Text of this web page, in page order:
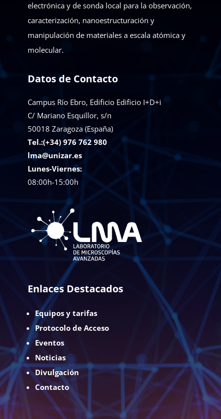
electrónica y de sonda local para la observación,
caracterización, nanoestructuración y
manipulación de materiales a escala atómica y
molecular.
Datos de Contacto
Campus Río Ebro, Edificio Edificio I+D+i
C/ Mariano Esquillor, s/n
50018 Zaragoza (España)
Tel.:(+34) 976 762 980
lma@unizar.es
Lunes-Viernes:
08:00h-15:00h
Enlaces Destacados
Equipos y tarifas
Protocolo de Acceso
Eventos
Noticias
Divulgación
Contacto